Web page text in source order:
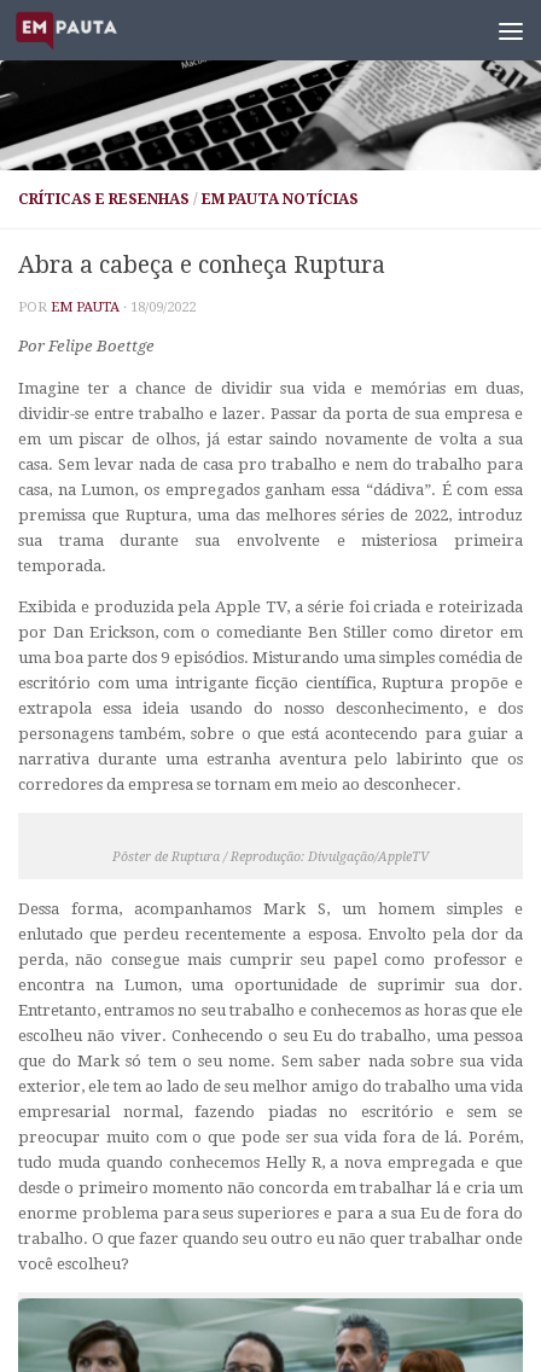
Skip to content
CRÍTICAS E RESENHAS / EM PAUTA NOTÍCIAS
Abra a cabeça e conheça Ruptura
POR EM PAUTA · 18/09/2022
Por Felipe Boettge
Imagine ter a chance de dividir sua vida e memórias em duas,
dividir-se entre trabalho e lazer. Passar da porta de sua empresa e
em um piscar de olhos, já estar saindo novamente de volta a sua
casa. Sem levar nada de casa pro trabalho e nem do trabalho para
casa, na Lumon, os empregados ganham essa “dádiva”. É com essa
premissa que Ruptura, uma das melhores séries de 2022, introduz
sua trama durante sua envolvente e misteriosa primeira
temporada.
Exibida e produzida pela Apple TV, a série foi criada e roteirizada
por Dan Erickson, com o comediante Ben Stiller como diretor em
uma boa parte dos 9 episódios. Misturando uma simples comédia de
escritório com uma intrigante ficção científica, Ruptura propõe e
extrapola essa ideia usando do nosso desconhecimento, e dos
personagens também, sobre o que está acontecendo para guiar a
narrativa durante uma estranha aventura pelo labirinto que os
corredores da empresa se tornam em meio ao desconhecer.
Pôster de Ruptura / Reprodução: Divulgação/AppleTV
Dessa forma, acompanhamos Mark S, um homem simples e
enlutado que perdeu recentemente a esposa. Envolto pela dor da
perda, não consegue mais cumprir seu papel como professor e
encontra na Lumon, uma oportunidade de suprimir sua dor.
Entretanto, entramos no seu trabalho e conhecemos as horas que ele
escolheu não viver. Conhecendo o seu Eu do trabalho, uma pessoa
que do Mark só tem o seu nome. Sem saber nada sobre sua vida
exterior, ele tem ao lado de seu melhor amigo do trabalho uma vida
empresarial normal, fazendo piadas no escritório e sem se
preocupar muito com o que pode ser sua vida fora de lá. Porém,
tudo muda quando conhecemos Helly R, a nova empregada e que
desde o primeiro momento não concorda em trabalhar lá e cria um
enorme problema para seus superiores e para a sua Eu de fora do
trabalho. O que fazer quando seu outro eu não quer trabalhar onde
você escolheu?